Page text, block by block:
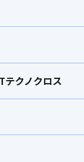
テクノクロス